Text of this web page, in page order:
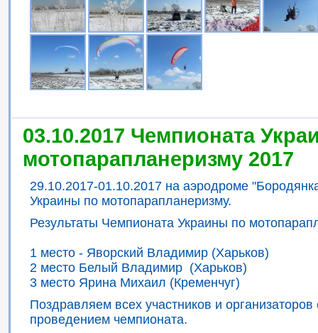
03.10.2017 Чемпионата
мотопарапланеризму 2017
29.10.2017-01.10.2017 на аэродроме
Украины по мотопарапланеризму.
Результаты Чемпионата Украины по
1 место - Яворский Владимир (Харьков)
2 место Белый Владимир (Харьков)
3 место Ярина Михаил (Кременчуг)
Поздравляем всех участников и
проведением чемпионата.